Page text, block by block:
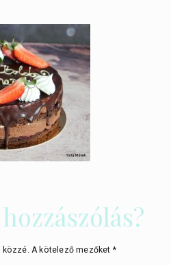
közzé. A kötelező mezőket *